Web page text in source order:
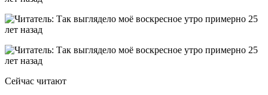
Сейчас читают